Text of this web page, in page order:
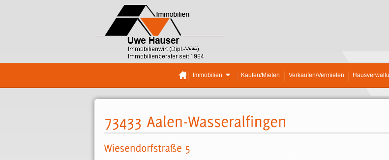
Immobilien Kaufen/Mieten Verkaufen/Vermieten